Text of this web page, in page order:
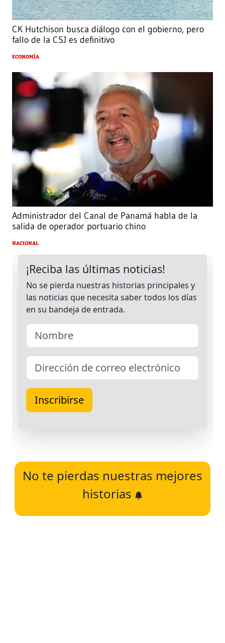
CK Hutchison busca diálogo con el gobierno, pero
fallo de la CSJ es definitivo
ECONOMÍA
Administrador del Canal de Panamá habla de la
salida de operador portuario chino
NACIONAL
No te pierdas nuestras mejores
historias